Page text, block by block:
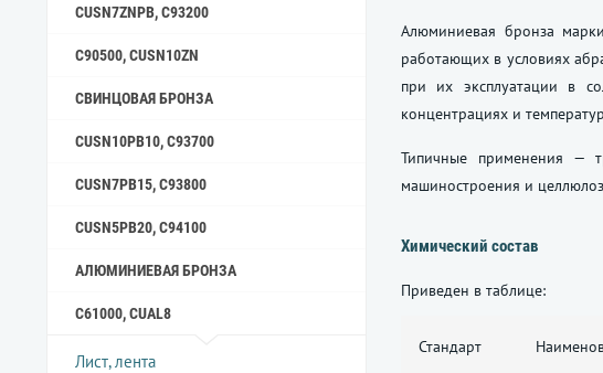
CUSN7ZNPB, C93200
C90500, CUSN10ZN
СВИНЦОВАЯ БРОНЗА
CUSN10PB10, C93700
CUSN7PB15, C93800
CUSN5PB20, C94100
АЛЮМИНИЕВАЯ БРОНЗА
C61000, CUAL8
Лист, лента
Алюминиевая бронза
работающих в условиях
при их эксплуатации в
концентрациях и
Типичные применения —
машиностроения и
Химический состав
Приведен в таблице:
Стандарт